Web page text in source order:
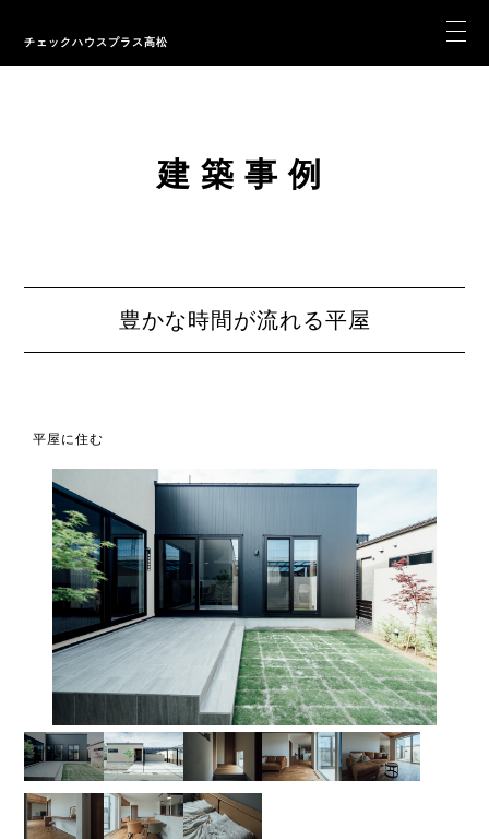
チェックハウスプラス高松
建築事例
豊かな時間が流れる平屋
平屋に住む